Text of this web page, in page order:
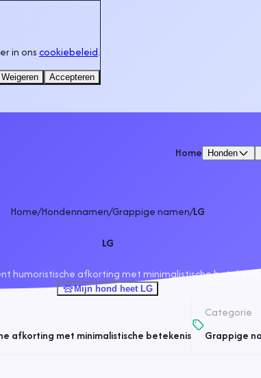
Home Honden
Home/Hondennamen/Grappige namen/LG
LG
humoristische afkorting met minimalistische betekenis.
Mijn hond heet LG
afkorting met minimalistische betekenis
Categorie
Grappige
in onscookiebeleid.
Weigeren Accepteren